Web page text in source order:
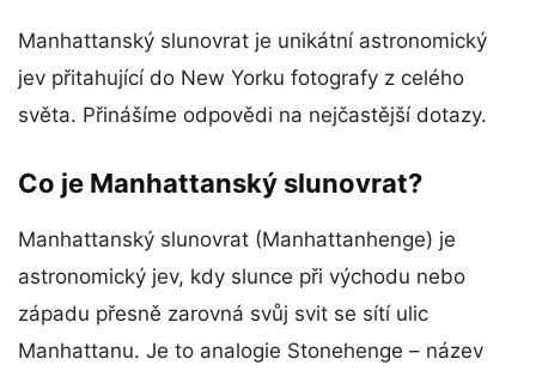
Manhattanský slunovrat je unikátní astronomický
jev přitahující do New Yorku fotografy z celého
světa. Přinášíme odpovědi na nejčastější dotazy.
Co je Manhattanský slunovrat?
Manhattanský slunovrat (Manhattanhenge) je
astronomický jev, kdy slunce při východu nebo
západu přesně zarovná svůj svit se sítí ulic
Manhattanu. Je to analogie Stonehenge – název